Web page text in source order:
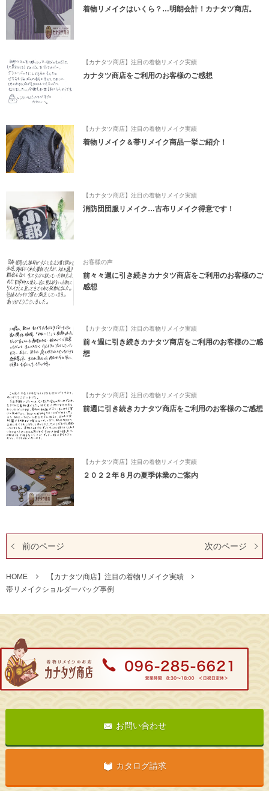
着物リメイクはいくら？…明朗会計！カナタツ商店。
【カナタツ商店】注目の着物リメイク実績
カナタツ商店をご利用のお客様のご感想
【カナタツ商店】注目の着物リメイク実績
着物リメイク＆帯リメイク商品一挙ご紹介！
【カナタツ商店】注目の着物リメイク実績
消防団団服リメイク…古布リメイク得意です！
お客様の声
前々々週に引き続きカナタツ商店をご利用のお客様のご
感想
【カナタツ商店】注目の着物リメイク実績
前々週に引き続きカナタツ商店をご利用のお客様のご感
想
【カナタツ商店】注目の着物リメイク実績
前週に引き続きカナタツ商店をご利用のお客様のご感想
【カナタツ商店】注目の着物リメイク実績
２０２２年８月の夏季休業のご案内
前のページ 次のページ
HOME
【カナタツ商店】注目の着物リメイク実績
帯リメイクショルダーバッグ事例
お問い合わせ
カタログ請求